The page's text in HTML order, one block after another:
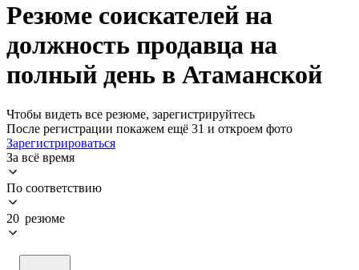
Резюме соискателей на
должность продавца на
полный день в Атаманской
Чтобы видеть все резюме, зарегистрируйтесь
После регистрации покажем ещё 31 и откроем фото
Зарегистрироваться
За всё время
По соответствию
20 резюме